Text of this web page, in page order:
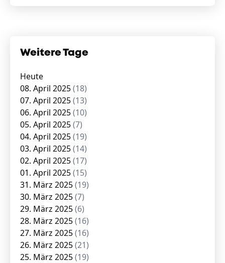
Weitere Tage
Heute
08. April 2025(18)
07. April 2025(13)
06. April 2025(10)
05. April 2025(7)
04. April 2025(19)
03. April 2025(14)
02. April 2025(17)
01. April 2025(15)
31. März 2025(19)
30. März 2025(7)
29. März 2025(6)
28. März 2025(16)
27. März 2025(16)
26. März 2025(21)
25. März 2025(19)